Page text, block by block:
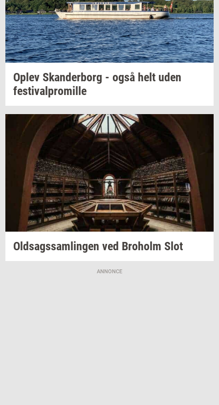
Oplev Skan­der­borg - også helt uden
festi­val­pro­mil­le
Oldsags­sam­lin­gen ved Bro­holm Slot
ANNONCE